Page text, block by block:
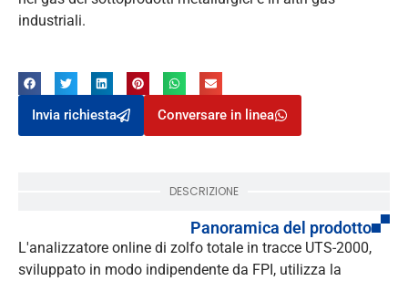
industriali.
Invia richiesta Conversare in linea
DESCRIZIONE
Panoramica del prodotto
L'analizzatore online di zolfo totale in tracce UTS-2000,
sviluppato in modo indipendente da FPI, utilizza la